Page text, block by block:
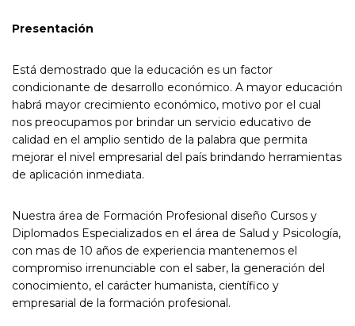
Presentación
Está demostrado que la educación es un factor
condicionante de desarrollo económico. A mayor educación
habrá mayor crecimiento económico, motivo por el cual
nos preocupamos por brindar un servicio educativo de
calidad en el amplio sentido de la palabra que permita
mejorar el nivel empresarial del país brindando herramientas
de aplicación inmediata.
Nuestra área de Formación Profesional diseño Cursos y
Diplomados Especializados en el área de Salud y Psicología,
con mas de 10 años de experiencia mantenemos el
compromiso irrenunciable con el saber, la generación del
conocimiento, el carácter humanista, científico y
empresarial de la formación profesional.